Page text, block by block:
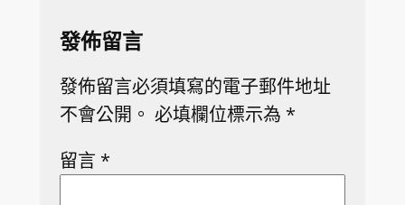
發佈留言
發佈留言必須填寫的電子郵件地址
不會公開。 必填欄位標示為 *
留言 *